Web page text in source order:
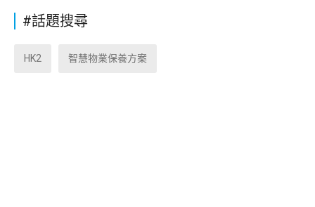
#話題搜尋
HK2 智慧物業保養方案